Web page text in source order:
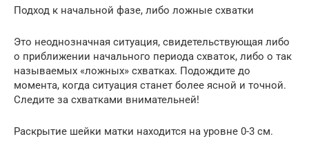
Подход к начальной фазе, либо ложные схватки
Это неоднозначная ситуация, свидетельствующая либо
о приближении начального периода схваток, либо о так
называемых «ложных» схватках. Подождите до
момента, когда ситуация станет более ясной и точной.
Следите за схватками внимательней!
Раскрытие шейки матки находится на уровне 0-3 см.